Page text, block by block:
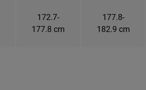
172.7-
177.8 cm
177.8-
182.9 cm